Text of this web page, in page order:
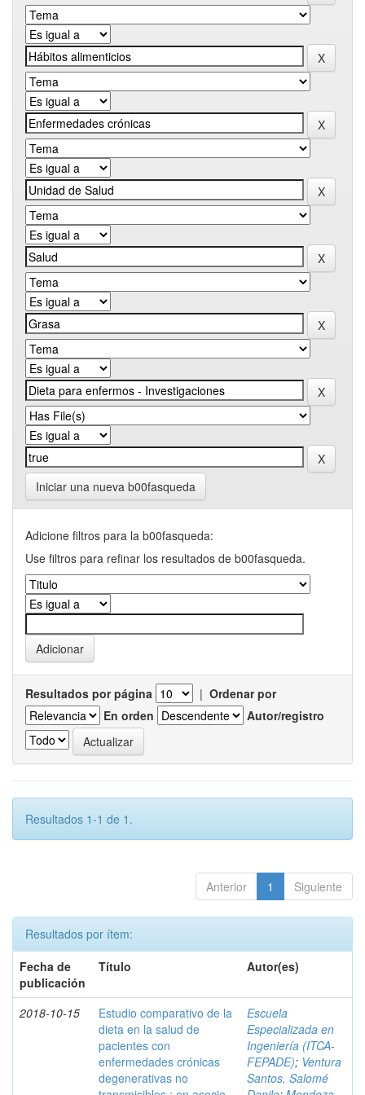
Iniciar una nueva b00fasqueda
Adicione filtros para la b00fasqueda:
Use filtros para refinar los resultados de b00fasqueda.
Resultados por página | Ordenar por
En orden
Autor/registro
Resultados 1-1 de 1.
Anterior 1 Siguiente
Resultados por ítem:
Fecha de
publicación
Título Autor(es)
2018-10-15
Estudio comparativo de la
dieta en la salud de
pacientes con
enfermedades crónicas
degenerativas no
Escuela
Especializada en
Ingeniería (ITCA-
FEPADE); Ventura
Santos, Salomé